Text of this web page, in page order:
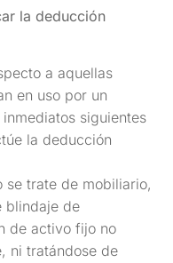
la deducción
a aquellas
en uso por un
siguientes
la deducción
se trate de mobiliario,
blindaje de
de activo fijo no
ni tratándose de